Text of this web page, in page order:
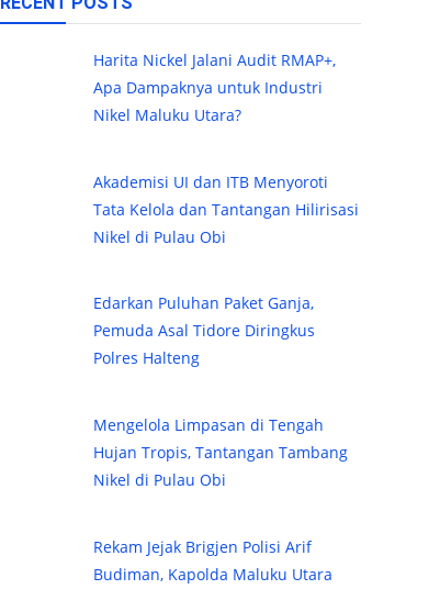
Harita Nickel Jalani Audit RMAP+,
Apa Dampaknya untuk Industri
Nikel Maluku Utara?
Akademisi UI dan ITB Menyoroti
Tata Kelola dan Tantangan Hilirisasi
Nikel di Pulau Obi
Edarkan Puluhan Paket Ganja,
Pemuda Asal Tidore Diringkus
Polres Halteng
Mengelola Limpasan di Tengah
Hujan Tropis, Tantangan Tambang
Nikel di Pulau Obi
Rekam Jejak Brigjen Polisi Arif
Budiman, Kapolda Maluku Utara